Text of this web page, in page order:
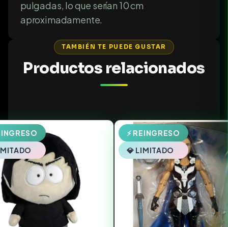
pulgadas, lo que serían 10 cm
aproximadamente.
TAMBIÉN TE PUEDE GUSTAR
Productos relacionados
⚡ REINGRESO
💎 LIMITADO